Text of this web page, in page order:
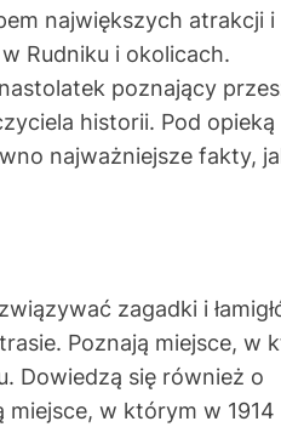
największych atrakcji i
Rudniku i okolicach.
poznający
historii. Pod opieką
najważniejsze fakty,
zagadki i
Poznają miejsce, w
Dowiedzą się również o
w którym w 1914